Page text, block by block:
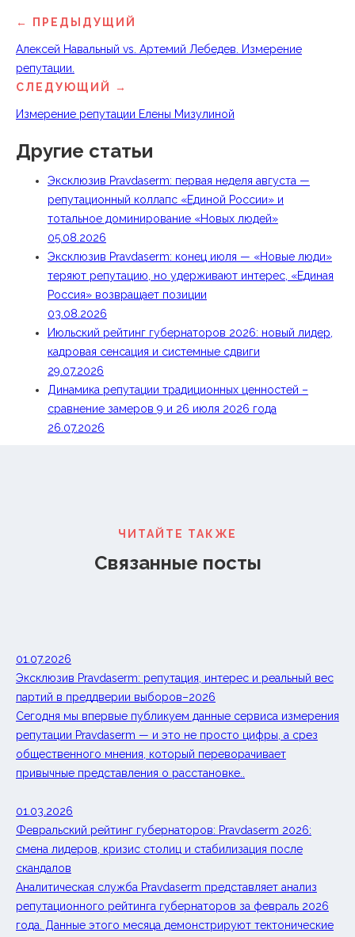
← ПРЕДЫДУЩИЙ
Алексей Навальный vs. Артемий Лебедев. Измерение
репутации.
СЛЕДУЮЩИЙ →
Измерение репутации Елены Мизулиной
Другие статьи
Эксклюзив Pravdaserm: первая неделя августа —
репутационный коллапс «Единой России» и
тотальное доминирование «Новых людей»
05.08.2026
Эксклюзив Pravdaserm: конец июля — «Новые люди»
теряют репутацию, но удерживают интерес, «Единая
Россия» возвращает позиции
03.08.2026
Июльский рейтинг губернаторов 2026: новый лидер,
кадровая сенсация и системные сдвиги
29.07.2026
Динамика репутации традиционных ценностей –
сравнение замеров 9 и 26 июля 2026 года
26.07.2026
ЧИТАЙТЕ ТАКЖЕ
Связанные посты
01.07.2026
Эксклюзив Pravdaserm: репутация, интерес и реальный вес
партий в преддверии выборов–2026
Сегодня мы впервые публикуем данные сервиса измерения
репутации Pravdaserm — и это не просто цифры, а срез
общественного мнения, который переворачивает
привычные представления о расстановке..
01.03.2026
Февральский рейтинг губернаторов: Pravdaserm 2026:
смена лидеров, кризис столиц и стабилизация после
скандалов
Аналитическая служба Pravdaserm представляет анализ
репутационного рейтинга губернаторов за февраль 2026
года. Данные этого месяца демонстрируют тектонические